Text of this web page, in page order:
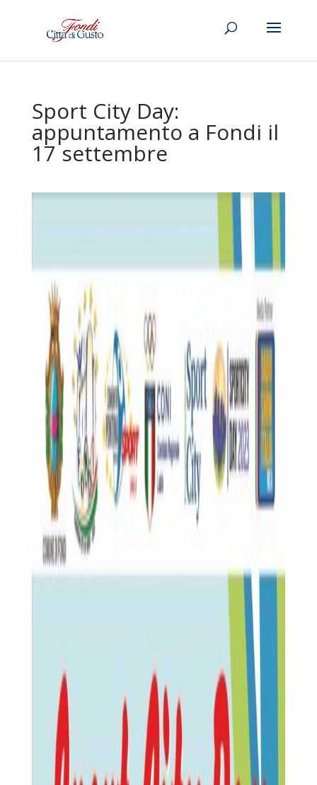
Sport City Day:
appuntamento a Fondi il
17 settembre